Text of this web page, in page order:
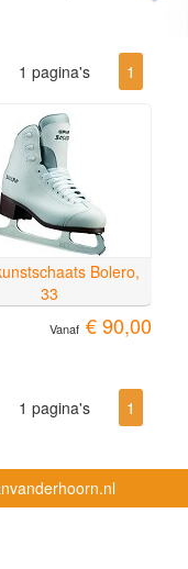
wens!
1 pagina's 1
Bolero,
33
Vanaf € 90,00
1 pagina's 1